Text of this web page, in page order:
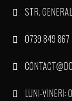
STR.
0739 849 867
LUNI-